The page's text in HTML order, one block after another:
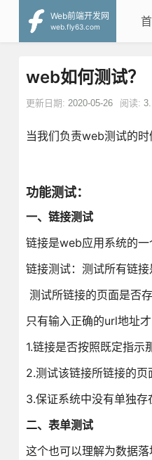
Web前端开发网
web.fly63.com
web如何测试？
更新日期: 2020-05-26 阅读:
当我们负责web测试的
功能测试：
一、链接测试
链接是web应用系统的一
链接测试：测试所有链接
测试所链接的页面是否存
只有输入正确的url地址
1.链接是否按照既定指示
2.测试该链接所链接的页
3.保证系统中没有单独
二、表单测试
这个也可以理解为数据